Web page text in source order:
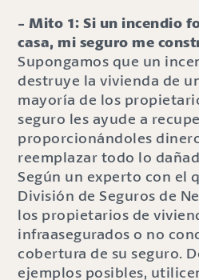
- Mito 1: Si un incendio
casa, mi seguro me
Supongamos que un
destruye la vivienda de
mayoría de los
seguro les ayude a
proporcionándoles
reemplazar todo lo
Según un experto con el
División de Seguros de
los propietarios de
infraasegurados o no
cobertura de su seguro.
ejemplos posibles,